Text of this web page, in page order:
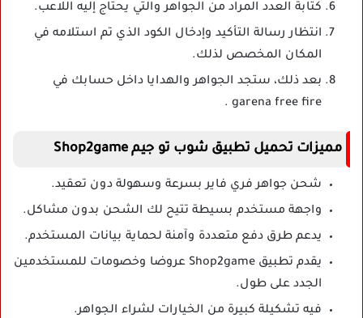
كتابة العدد المراد من الجواهر والتي يحتاج إليه اللاعب.
انتظار رسالة التأكيد وإدخال الكود الذي تم استلامه في
المكان المخصص لذلك.
بعد ذلك، ستجد الجواهر والهدايا داخل حسابك في
garena free fire .
مميزات تحميل تطبيق شوب تو جيم Shop2game
شحن جواهر فري فاير بسرعة وسهولة دون تعقيد.
واجهة مستخدم بسيطة تتيح لك الشحن بدون مشاكل.
يدعم طرق دفع متعددة وآمنة لحماية بيانات المستخدم.
يقدم تطبيق Shop2game عروضا وخصومات للمستخدمين
الجدد على طول.
فيه تشكيلة كبيرة من الخيارات لشراء الجواهر.